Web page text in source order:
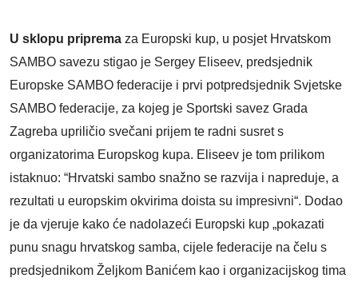
U sklopu priprema za Europski kup, u posjet Hrvatskom
SAMBO savezu stigao je Sergey Eliseev, predsjednik
Europske SAMBO federacije i prvi potpredsjednik Svjetske
SAMBO federacije, za kojeg je Sportski savez Grada
Zagreba upriličio svečani prijem te radni susret s
organizatorima Europskog kupa. Eliseev je tom prilikom
istaknuo: “Hrvatski sambo snažno se razvija i napreduje, a
rezultati u europskim okvirima doista su impresivni“. Dodao
je da vjeruje kako će nadolazeći Europski kup „pokazati
punu snagu hrvatskog samba, cijele federacije na čelu s
predsjednikom Željkom Banićem kao i organizacijskog tima